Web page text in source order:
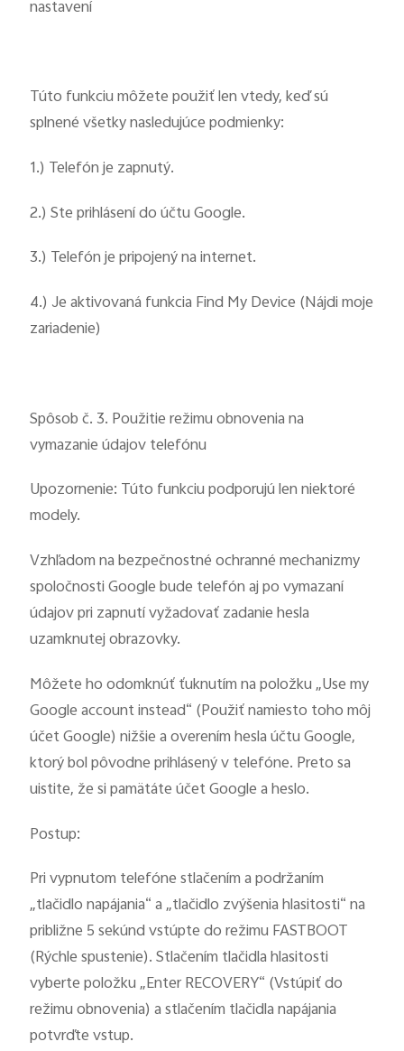
nastavení
Túto funkciu môžete použiť len vtedy, keď sú
splnené všetky nasledujúce podmienky:
1.) Telefón je zapnutý.
2.) Ste prihlásení do účtu Google.
3.) Telefón je pripojený na internet.
4.) Je aktivovaná funkcia Find My Device (Nájdi moje
zariadenie)
Spôsob č. 3. Použitie režimu obnovenia na
vymazanie údajov telefónu
Upozornenie: Túto funkciu podporujú len niektoré
modely.
Vzhľadom na bezpečnostné ochranné mechanizmy
spoločnosti Google bude telefón aj po vymazaní
údajov pri zapnutí vyžadovať zadanie hesla
uzamknutej obrazovky.
Môžete ho odomknúť ťuknutím na položku „Use my
Google account instead“ (Použiť namiesto toho môj
účet Google) nižšie a overením hesla účtu Google,
ktorý bol pôvodne prihlásený v telefóne. Preto sa
uistite, že si pamätáte účet Google a heslo.
Postup:
Pri vypnutom telefóne stlačením a podržaním
„tlačidlo napájania“ a „tlačidlo zvýšenia hlasitosti“ na
približne 5 sekúnd vstúpte do režimu FASTBOOT
(Rýchle spustenie). Stlačením tlačidla hlasitosti
vyberte položku „Enter RECOVERY“ (Vstúpiť do
režimu obnovenia) a stlačením tlačidla napájania
potvrďte vstup.